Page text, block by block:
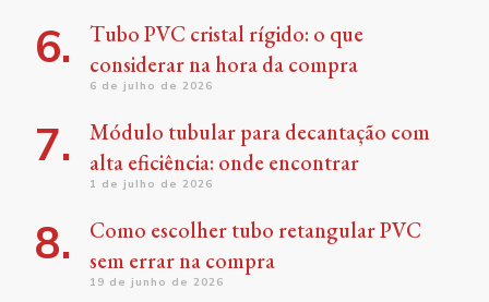
Tubo PVC cristal rígido: o que
considerar na hora da compra
6 de julho de 2026
Módulo tubular para decantação com
alta eficiência: onde encontrar
1 de julho de 2026
Como escolher tubo retangular PVC
sem errar na compra
19 de junho de 2026